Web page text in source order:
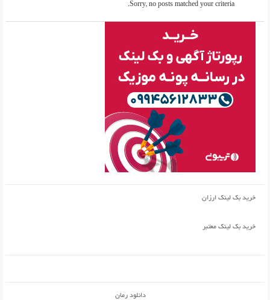
Sorry, no posts matched your criteria.
خرید بک لینک ارزان
خرید بک لینک معتبر
دانلود رمان